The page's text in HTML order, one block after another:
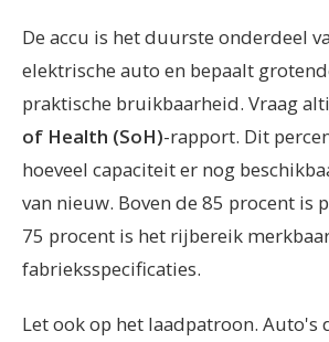
De accu is het duurste onderdeel
elektrische auto en bepaalt
praktische bruikbaarheid. Vraag
of Health (SoH)-rapport. Dit
hoeveel capaciteit er nog
van nieuw. Boven de 85 procent is
75 procent is het rijbereik
fabrieksspecificaties.
Let ook op het laadpatroon. Auto's